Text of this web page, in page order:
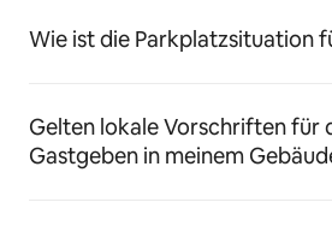
Wie ist die Parkplatzsituation
Gelten lokale Vorschriften für
Gastgeben in meinem